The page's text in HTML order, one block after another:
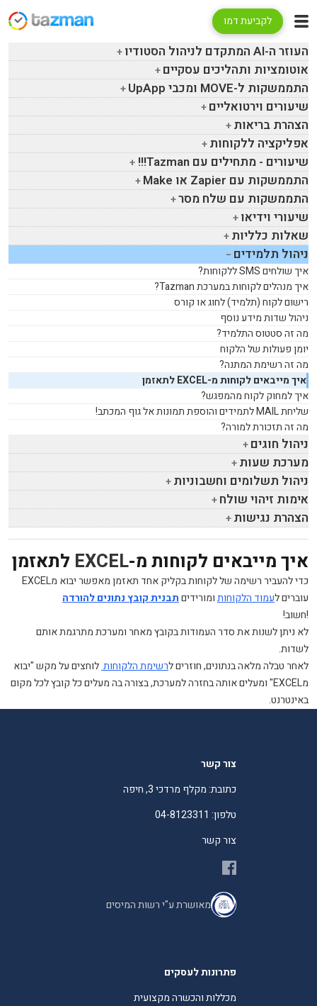
לקביעת דמו
העוזר ה-AI המתקדם לניהול הסטודיו
אוטומציות ותהליכים עסקיים
התממשקות ל-MOVE ומכבי UpApp
שיעורים וירטואליים
הצהרת בריאות
אפליקציה ללקוחות
שיעורים - מתחילים עם Tazman
!!!
התממשקות עם Zapier או Make
התממשקות עם שלח מסר
שיעורי וידיאו
שאלות כלליות
ניהול תלמידים
איך שולחיםSMSללקוחות?
איך מנהלים לקוחות במערכתTazman
?
רישום לקוח (תלמיד) לחוג או קורס
ניהול שדות מידע נוסף
מה זה סטטוס התלמיד?
יומן פעולות של הלקוח
מה זה רשימת המתנה?
איך מייבאים לקוחות מ-EXCELלתאזמן
איך למחוק לקוח מהמפגש?
שליחתMAILלתמידים והוספת תמונות אל גוף המכתב!
מה זה תזכורת למורה?
ניהול חוגים
מערכת שעות
ניהול תשלומים וחשבוניות
אימות זיהוי שולח
הצהרת נגישות
איך מייבאים לקוחות מ-EXCEL לתאזמן
כדי להעביר רשימה של לקוחות בקליק אחד תאזמן מאפשר יבוא מEXCEL
עוברים לעמוד הלקוחותומורידיםתבנית קובץ נתונים להורדה
!חשוב!
לא ניתן לשנות את סדר העמודות בקובץ מאחר ומערכת מתרגמת אותם
לשדות.
לאחר טבלה מלאה בנתונים, חוזרים לרשימת הלקוחות לוחצים על מקש "יבוא
מEXCEL" ומעלים אותה בחזרה למערכת, בצורה בה מעלים כל קובץ לכל מקום
באינטרנט.
צור קשר
כתובת: מקלף מרדכי 3, חיפה
טלפון: 04-8123311
צור קשר
מאושרת ע"י רשות המיסים
פתרונות לעסקים
מכללות והכשרה מקצועית